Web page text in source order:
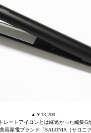
▲￥13,200
レートアイロンとは縁遠かった編集G
容家電ブランド「SALONIA（サロニ